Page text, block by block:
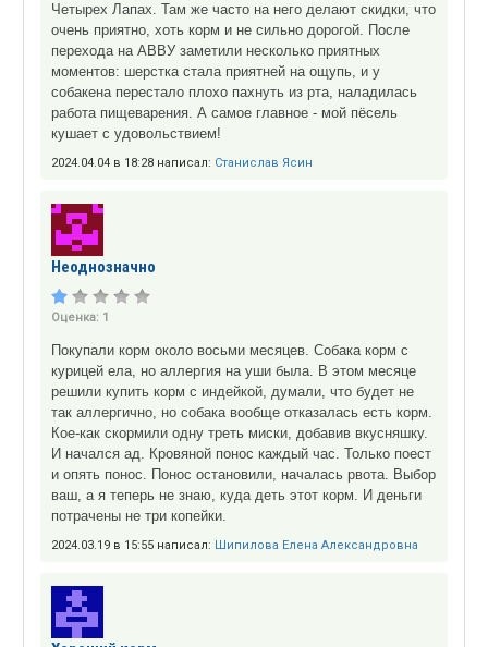
Четырех Лапах. Там же часто на него делают скидки, что
очень приятно, хоть корм и не сильно дорогой. После
перехода на АВВУ заметили несколько приятных
моментов: шерстка стала приятней на ощупь, и у
собакена перестало плохо пахнуть из рта, наладилась
работа пищеварения. А самое главное - мой пёсель
кушает с удовольствием!
2024.04.04 в 18:28 написал: Станислав Ясин
Неоднозначно
Оценка: 1
Покупали корм около восьми месяцев. Собака корм с
курицей ела, но аллергия на уши была. В этом месяце
решили купить корм с индейкой, думали, что будет не
так аллергично, но собака вообще отказалась есть корм.
Кое-как скормили одну треть миски, добавив вкусняшку.
И начался ад. Кровяной понос каждый час. Только поест
и опять понос. Понос остановили, началась рвота. Выбор
ваш, а я теперь не знаю, куда деть этот корм. И деньги
потрачены не три копейки.
2024.03.19 в 15:55 написал: Шипилова Елена Александровна